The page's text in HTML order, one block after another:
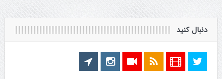
دنبال کنید